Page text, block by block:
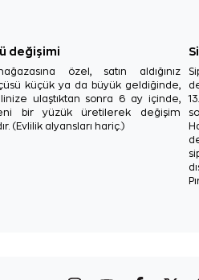
değişimi
özel, satın aldığınız
küçük ya da büyük geldiğinde,
ulaştıktan sonra 6 ay içinde,
bir yüzük üretilerek değişim
(Evlilik alyansları hariç.)